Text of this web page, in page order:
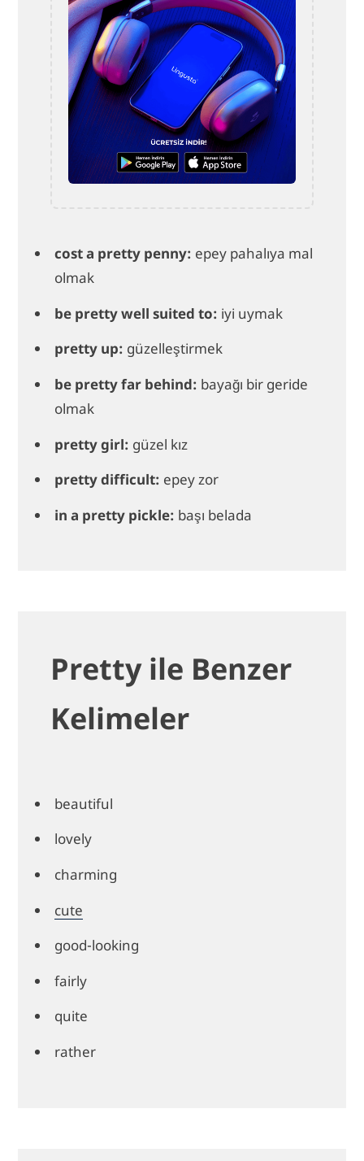
cost a pretty penny: epey pahalıya mal
olmak
be pretty well suited to: iyi uymak
pretty up: güzelleştirmek
be pretty far behind: bayağı bir geride
olmak
pretty girl: güzel kız
pretty difficult: epey zor
in a pretty pickle: başı belada
Pretty ile Benzer
Kelimeler
beautiful
lovely
charming
cute
good-looking
fairly
quite
rather